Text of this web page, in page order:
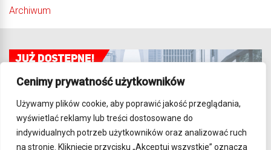
Cenimy prywatność użytkowników
Używamy plików cookie, aby poprawić jakość przeglądania,
wyświetlać reklamy lub treści dostosowane do
indywidualnych potrzeb użytkowników oraz analizować ruch
na stronie. Kliknięcie przycisku „Akceptuj wszystkie” oznacza
Archiwum